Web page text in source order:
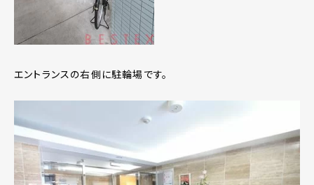
エントランスの右側に駐輪場です。